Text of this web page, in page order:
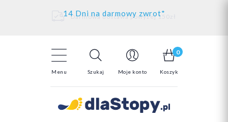
Kontakt
Darmowa dostawa powyżej 150zł
14 Dni na darmowy zwrot*
Menu Szukaj Moje konto
0
Koszyk